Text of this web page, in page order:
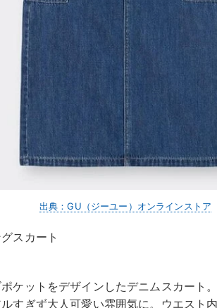
出典：GU（ジーユー）オンラインストア
スカート
ポケットをデザインしたデニムスカート
すぎず大人可愛い雰囲気に。ウエスト